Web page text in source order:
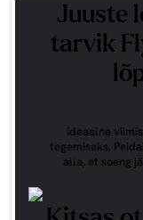
Juuste
tarvik
Ideaalne
tegemiseks.
alla, et soeng